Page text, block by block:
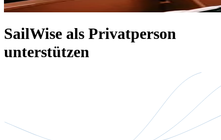
SailWise als Privatperson
unterstützen